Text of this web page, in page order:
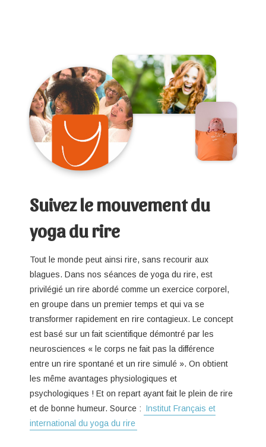
Suivez le mouvement du
yoga du rire
Tout le monde peut ainsi rire, sans recourir aux
blagues. Dans nos séances de yoga du rire, est
privilégié un rire abordé comme un exercice corporel,
en groupe dans un premier temps et qui va se
transformer rapidement en rire contagieux. Le concept
est basé sur un fait scientifique démontré par les
neurosciences « le corps ne fait pas la différence
entre un rire spontané et un rire simulé ». On obtient
les même avantages physiologiques et
psychologiques ! Et on repart ayant fait le plein de rire
et de bonne humeur. Source : Institut Français et
international du yoga du rire